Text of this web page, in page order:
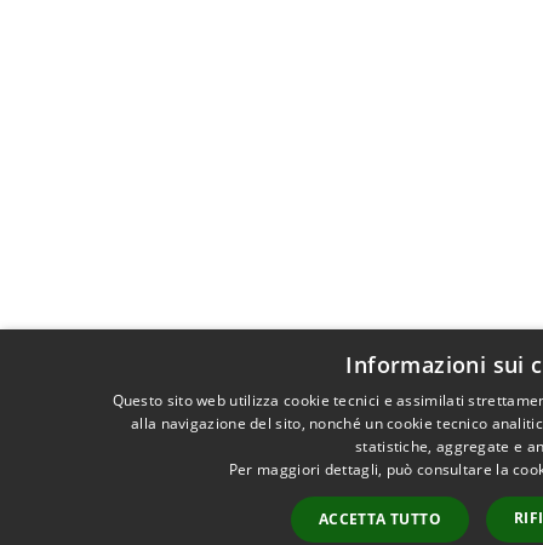
Informazioni sui
Questo sito web utilizza cookie tecnici e assimilati
alla navigazione del sito, nonché un cookie tecnico
statistiche, aggregate e
Per maggiori dettagli, può consultare la
ACCETTA TUTTO